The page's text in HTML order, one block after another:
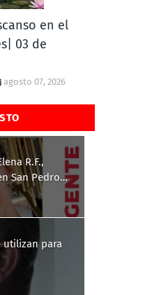
en el
03 de
agosto 07, 2026
R.F.,
San Pedro
utilizan para